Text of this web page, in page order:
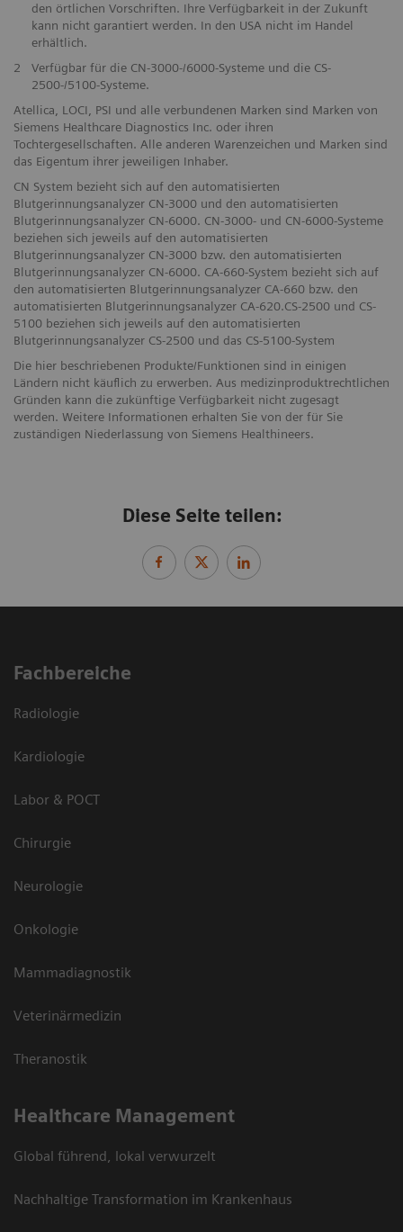
den örtlichen Vorschriften. Ihre Verfügbarkeit in der Zukunft
kann nicht garantiert werden. In den USA nicht im Handel
erhältlich.
2
Verfügbar für die CN-3000-/6000-Systeme und die CS-
2500-/5100-Systeme.
Atellica, LOCI, PSI und alle verbundenen Marken sind Marken von
Siemens Healthcare Diagnostics Inc. oder ihren
Tochtergesellschaften. Alle anderen Warenzeichen und Marken sind
das Eigentum ihrer jeweiligen Inhaber.
CN System bezieht sich auf den automatisierten
Blutgerinnungsanalyzer CN-3000 und den automatisierten
Blutgerinnungsanalyzer CN-6000. CN-3000- und CN-6000-Systeme
beziehen sich jeweils auf den automatisierten
Blutgerinnungsanalyzer CN-3000 bzw. den automatisierten
Blutgerinnungsanalyzer CN-6000. CA-660-System bezieht sich auf
den automatisierten Blutgerinnungsanalyzer CA-660 bzw. den
automatisierten Blutgerinnungsanalyzer CA-620.CS-2500 und CS-
5100 beziehen sich jeweils auf den automatisierten
Blutgerinnungsanalyzer CS-2500 und das CS-5100-System
Die hier beschriebenen Produkte/Funktionen sind in einigen
Ländern nicht käuflich zu erwerben. Aus medizinproduktrechtlichen
Gründen kann die zukünftige Verfügbarkeit nicht zugesagt
werden. Weitere Informationen erhalten Sie von der für Sie
zuständigen Niederlassung von Siemens Healthineers.
Diese Seite teilen:
Fachbereiche
Radiologie
Kardiologie
Labor & POCT
Chirurgie
Neurologie
Onkologie
Mammadiagnostik
Veterinärmedizin
Theranostik
Healthcare Management
Global führend, lokal verwurzelt
Nachhaltige Transformation im Krankenhaus